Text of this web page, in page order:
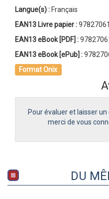
Langue(s) : Français
EAN13 Livre papier :
EAN13 eBook [PDF] :
EAN13 eBook [ePub] :
Format Onix
Pour évaluer et laisser
merci de vous
DU